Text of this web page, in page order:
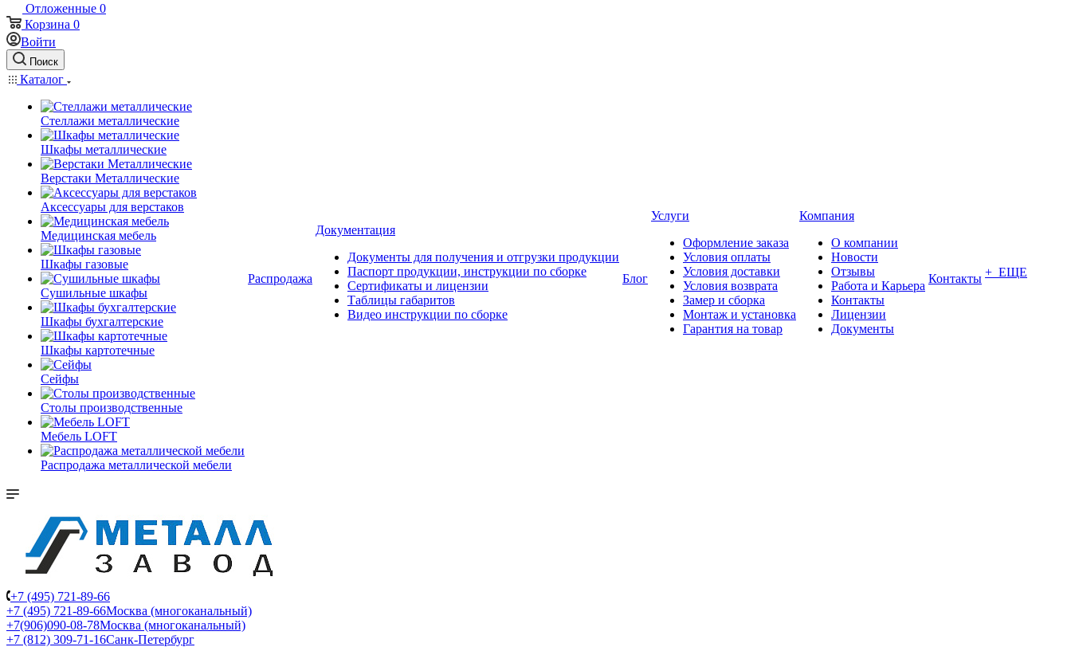
Отложенные 0
Корзина 0
Войти
Поиск
Каталог
Стеллажи металлические
Шкафы металлические
Верстаки Металлические
Аксессуары для верстаков
Медицинская мебель
Шкафы газовые
Сушильные шкафы
Шкафы бухгалтерские
Шкафы картотечные
Сейфы
Столы производственные
Мебель LOFT
Распродажа металлической мебели
Распродажа
Документация
Документы для получения и отгрузки продукции
Паспорт продукции, инструкции по сборке
Сертификаты и лицензии
Таблицы габаритов
Видео инструкции по сборке
Блог
Услуги
Оформление заказа
Условия оплаты
Условия доставки
Условия возврата
Замер и сборка
Монтаж и установка
Гарантия на товар
Компания
О компании
Новости
Отзывы
Работа и Карьера
Контакты
Лицензии
Документы
Контакты + ЕЩЕ
+7 (495) 721-89-66
+7 (495) 721-89-66Москва (многоканальный)
+7(906)090-08-78Москва (многоканальный)
+7 (812) 309-71-16Санк-Петербург